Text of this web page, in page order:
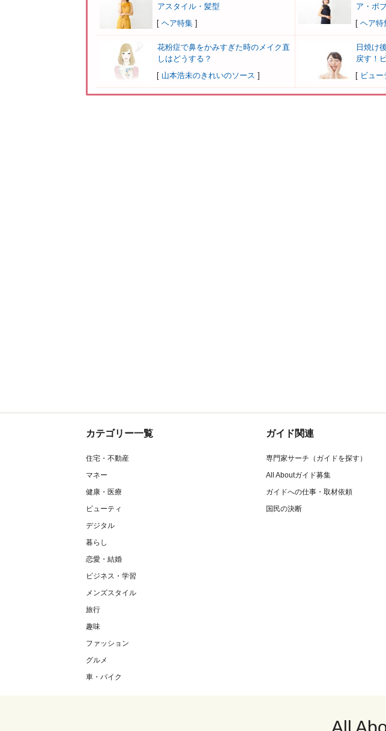
アスタイル・髪型
[ ヘア特集 ]
ア・ボ
[ ヘア特
花粉症で鼻をかみすぎた時のメイク直
しはどうする？
[ 山本浩未のきれいのソース ]
日焼け
戻す！
[ ビュ
カテゴリー一覧
住宅・不動産
マネー
健康・医療
ビューティ
デジタル
暮らし
恋愛・結婚
ビジネス・学習
メンズスタイル
旅行
趣味
ファッション
グルメ
車・バイク
ガイド関連
専門家サーチ（ガイドを探す）
All Aboutガイド募集
ガイドへの仕事・取材依頼
国民の決断